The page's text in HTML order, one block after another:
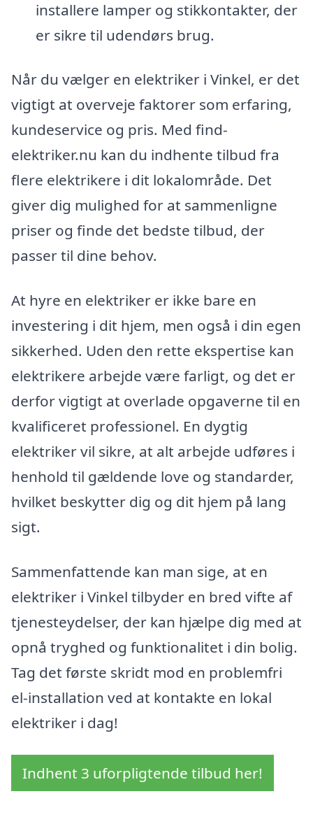
installere lamper og stikkontakter, der
er sikre til udendørs brug.
Når du vælger en elektriker i Vinkel, er det
vigtigt at overveje faktorer som erfaring,
kundeservice og pris. Med find-
elektriker.nu kan du indhente tilbud fra
flere elektrikere i dit lokalområde. Det
giver dig mulighed for at sammenligne
priser og finde det bedste tilbud, der
passer til dine behov.
At hyre en elektriker er ikke bare en
investering i dit hjem, men også i din egen
sikkerhed. Uden den rette ekspertise kan
elektrikere arbejde være farligt, og det er
derfor vigtigt at overlade opgaverne til en
kvalificeret professionel. En dygtig
elektriker vil sikre, at alt arbejde udføres i
henhold til gældende love og standarder,
hvilket beskytter dig og dit hjem på lang
sigt.
Sammenfattende kan man sige, at en
elektriker i Vinkel tilbyder en bred vifte af
tjenesteydelser, der kan hjælpe dig med at
opnå tryghed og funktionalitet i din bolig.
Tag det første skridt mod en problemfri
el-installation ved at kontakte en lokal
elektriker i dag!
Indhent 3 uforpligtende tilbud her!